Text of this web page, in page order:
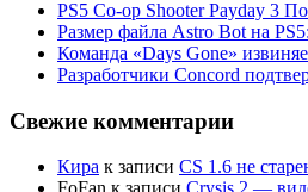
PS5 Co-op Shooter Payday 3
Размер файла Astro Bot на
Команда «Days Gone»
Разработчики Concord
Свежие комментарии
Кира к записи CS 1.6 не